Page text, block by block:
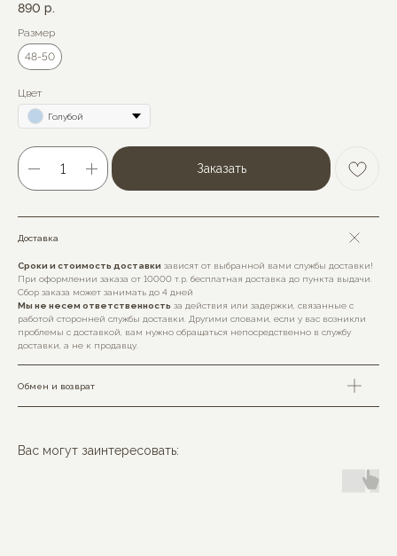
890 р.
Размер
48-50
Цвет
Голубой
Заказать
Доставка
Сроки и стоимость доставки зависят от выбранной вами службы доставки!
При оформлении заказа от 10000 т.р. бесплатная доставка до пункта выдачи.
Сбор заказа может занимать до 4 дней
Мы не несем ответственность за действия или задержки, связанные с
работой сторонней службы доставки. Другими словами, если у вас возникли
проблемы с доставкой, вам нужно обращаться непосредственно в службу
доставки, а не к продавцу.
Обмен и возврат
Вас могут заинтересовать: